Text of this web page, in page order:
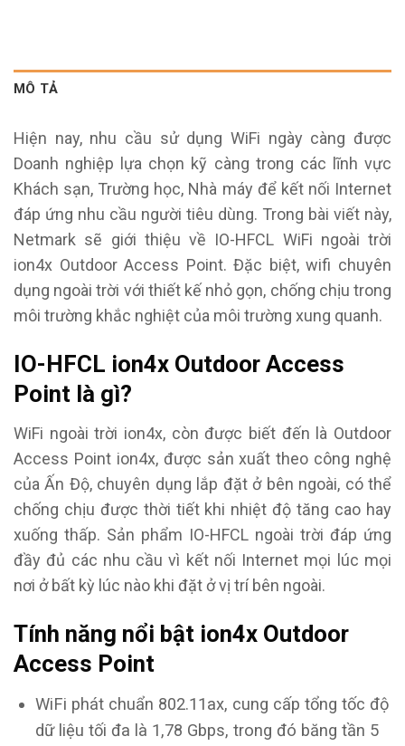
MÔ TẢ
Hiện nay, nhu cầu sử dụng WiFi ngày càng được
Doanh nghiệp lựa chọn kỹ càng trong các lĩnh vực
Khách sạn, Trường học, Nhà máy để kết nối Internet
đáp ứng nhu cầu người tiêu dùng. Trong bài viết này,
Netmark sẽ giới thiệu về IO-HFCL WiFi ngoài trời
ion4x Outdoor Access Point. Đặc biệt, wifi chuyên
dụng ngoài trời với thiết kế nhỏ gọn, chống chịu trong
môi trường khắc nghiệt của môi trường xung quanh.
IO-HFCL ion4x Outdoor Access
Point là gì?
WiFi ngoài trời ion4x, còn được biết đến là Outdoor
Access Point ion4x, được sản xuất theo công nghệ
của Ấn Độ, chuyên dụng lắp đặt ở bên ngoài, có thể
chống chịu được thời tiết khi nhiệt độ tăng cao hay
xuống thấp. Sản phẩm IO-HFCL ngoài trời đáp ứng
đầy đủ các nhu cầu vì kết nối Internet mọi lúc mọi
nơi ở bất kỳ lúc nào khi đặt ở vị trí bên ngoài.
Tính năng nổi bật ion4x Outdoor
Access Point
WiFi phát chuẩn 802.11ax, cung cấp tổng tốc độ
dữ liệu tối đa là 1,78 Gbps, trong đó băng tần 5